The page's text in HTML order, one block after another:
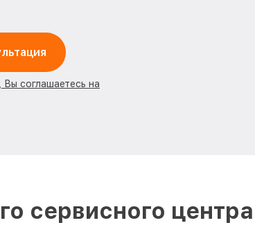
Вы соглашаетесь на
сервисного